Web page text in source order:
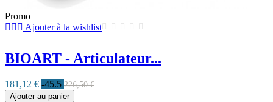
Promo
Ajouter à la wishlist
BIOART - Articulateur...
181,12 € -45.5 226,50 €
Ajouter au panier